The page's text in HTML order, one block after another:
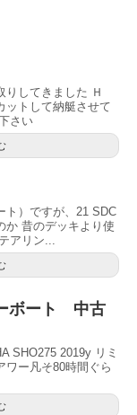
してきました Ｈ
ットして納艇させて
さい
ト）ですが、21 SDC
か 昔のデッキより使
アリン...
ボート 中古
SHO275 2019y リミ
ワー凡そ80時間ぐら